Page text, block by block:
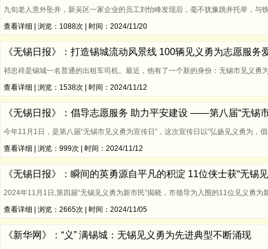
九旬老人意外坠井，新吴区一家企业的员工刘怡峰发现后，毫不犹豫跳井托举，
查看详细 | 浏览：1088次 | 时间：2024/11/20
《无锡日报》：打造锡城流动风景线 100辆见义勇为志愿服务
祁忠祥是锡城一名普通的出租车司机。最近，他有了一个新的身份：无锡市见义
查看详细 | 浏览：1538次 | 时间：2024/11/12
《无锡日报》：倡导志愿服务 助力平安建设 ——第八届“无锡
今年11月1日，是第八届“无锡市见义勇为宣传日”，这次宣传日以“弘扬见义勇为
查看详细 | 浏览：999次 | 时间：2024/11/12
《无锡日报》：瞬间的英勇源自平凡的积淀 11位侠士获“无锡
2024年11月1日,第四届“无锡见义勇为新市民”揭晓，市领导为入围的11位见义勇
查看详细 | 浏览：2665次 | 时间：2024/11/05
《新华网》：“义” 满锡城：无锡见义勇为先进典型不断涌现